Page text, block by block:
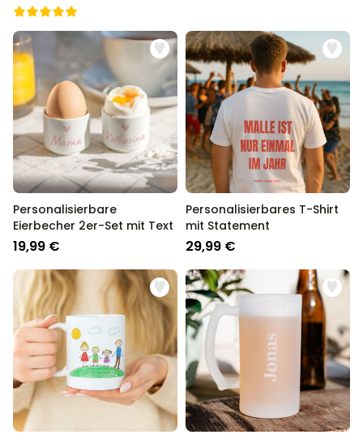
Personalisierbare
Eierbecher 2er-Set mit Text
19,99 €
Personalisierbares T-Shirt
mit Statement
29,99 €